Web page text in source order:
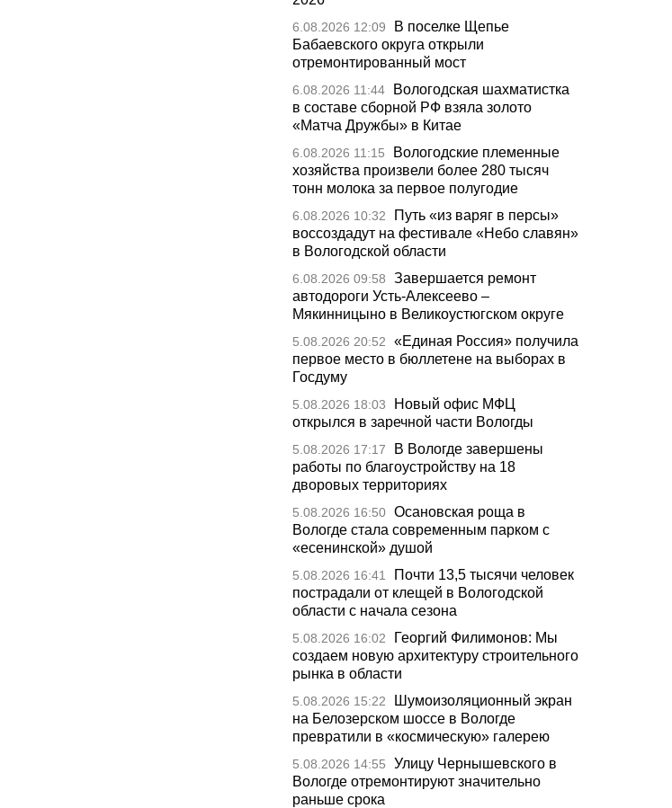
6.08.2026 12:09
В поселке Щепье
Бабаевского округа открыли
отремонтированный мост
6.08.2026 11:44
Вологодская шахматистка
в составе сборной РФ взяла золото
«Матча Дружбы» в Китае
6.08.2026 11:15
Вологодские племенные
хозяйства произвели более 280 тысяч
тонн молока за первое полугодие
6.08.2026 10:32
Путь «из варяг в персы»
воссоздадут на фестивале «Небо славян»
в Вологодской области
6.08.2026 09:58
Завершается ремонт
автодороги Усть-Алексеево –
Мякинницыно в Великоустюгском округе
5.08.2026 20:52
«Единая Россия» получила
первое место в бюллетене на выборах в
Госдуму
5.08.2026 18:03
Новый офис МФЦ
открылся в заречной части Вологды
5.08.2026 17:17
В Вологде завершены
работы по благоустройству на 18
дворовых территориях
5.08.2026 16:50 Осановская роща в
Вологде стала современным парком с
«есенинской» душой
5.08.2026 16:41
Почти 13,5 тысячи человек
пострадали от клещей в Вологодской
области с начала сезона
5.08.2026 16:02
Георгий Филимонов: Мы
создаем новую архитектуру строительного
рынка в области
5.08.2026 15:22
Шумоизоляционный экран
на Белозерском шоссе в Вологде
превратили в «космическую» галерею
5.08.2026 14:55
Улицу Чернышевского в
Вологде отремонтируют значительно
раньше срока